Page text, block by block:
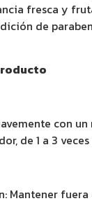
fresca y
de
con
de 1 a 3
Mantener